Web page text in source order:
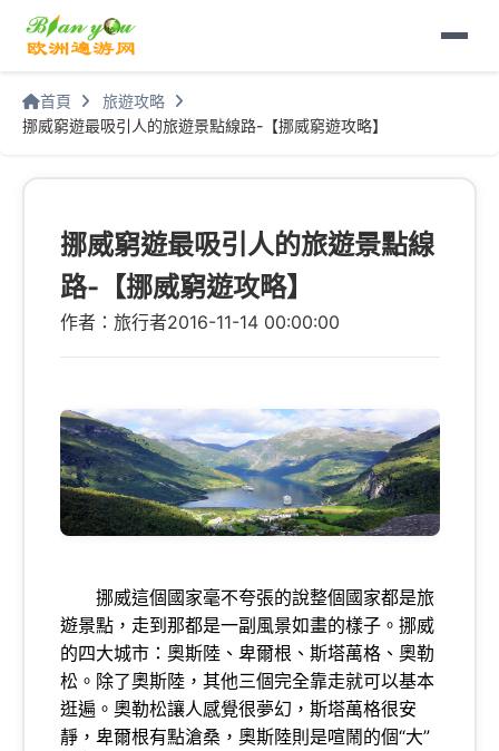
首頁
旅遊攻略
挪威窮遊最吸引人的旅遊景點線路-【挪威窮遊攻略】
挪威窮遊最吸引人的旅遊景點線
路-【挪威窮遊攻略】
作者：旅行者2016-11-14 00:00:00
挪威這個國家毫不夸張的說整個國家都是旅
遊景點，走到那都是一副風景如畫的樣子。挪威
的四大城市：奧斯陸、卑爾根、斯塔萬格、奧勒
松。除了奧斯陸，其他三個完全靠走就可以基本
逛遍。奧勒松讓人感覺很夢幻，斯塔萬格很安
靜，卑爾根有點滄桑，奧斯陸則是喧鬧的個“大”